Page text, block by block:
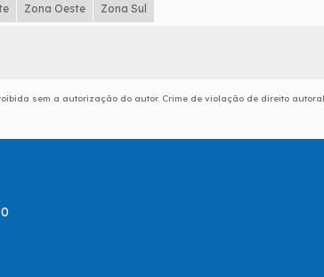
Zona Oeste Zona Sul
sem a autorização do autor. Crime de violação de direito